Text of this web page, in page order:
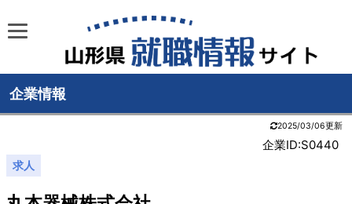
企業情報
2025/03/06更新
企業ID:S0440
求人